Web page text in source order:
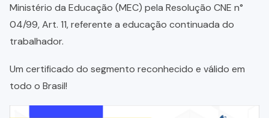
Ministério da Educação (MEC) pela Resolução CNE n°
04/99, Art. 11, referente a educação continuada do
trabalhador.
Um certificado do segmento reconhecido e válido em
todo o Brasil!